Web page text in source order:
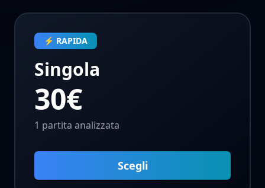
⚡ RAPIDA
Singola
30€
1 partita analizzata
Scegli